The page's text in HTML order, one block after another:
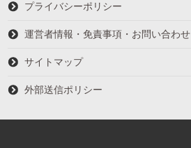
プライバシーポリシー
運営者情報・免責事項・お問い合わせ
サイトマップ
外部送信ポリシー